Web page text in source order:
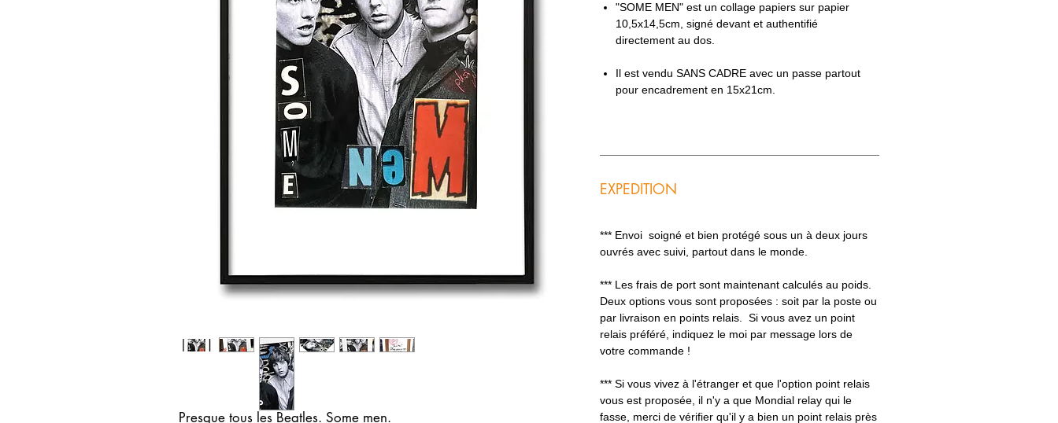
Presque tous les Beatles. Some men.
"SOME MEN" est un collage papiers sur papier
10,5x14,5cm, signé devant et authentifié
directement au dos.
Il est vendu SANS CADRE avec un passe partout
pour encadrement en 15x21cm.
EXPEDITION
*** Envoi soigné et bien protégé sous un à deux jours
ouvrés avec suivi, partout dans le monde.
*** Les frais de port sont maintenant calculés au poids.
Deux options vous sont proposées : soit par la poste ou
par livraison en points relais. Si vous avez un point
relais préféré, indiquez le moi par message lors de
votre commande !
*** Si vous vivez à l'étranger et que l'option point relais
vous est proposée, il n'y a que Mondial relay qui le
fasse, merci de vérifier qu'il y a bien un point relais près